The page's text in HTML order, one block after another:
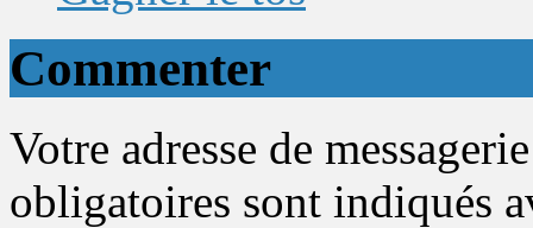
Commenter
Votre adresse de
obligatoires sont indiqués